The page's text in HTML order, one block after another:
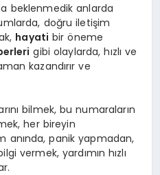
beklenmedik anlarda
doğru iletişim
hayati bir öneme
gibi olaylarda, hızlı ve
kazandırır ve
bilmek, bu numaraların
her bireyin
anında, panik yapmadan,
vermek, yardımın hızlı